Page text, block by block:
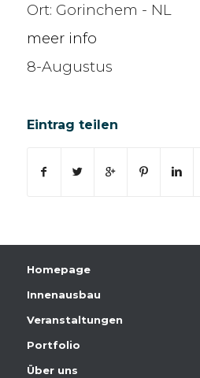
Ort: Gorinchem - NL
meer info
8-Augustus
Eintrag teilen
Homepage
Innenausbau
Veranstaltungen
Portfolio
Über uns